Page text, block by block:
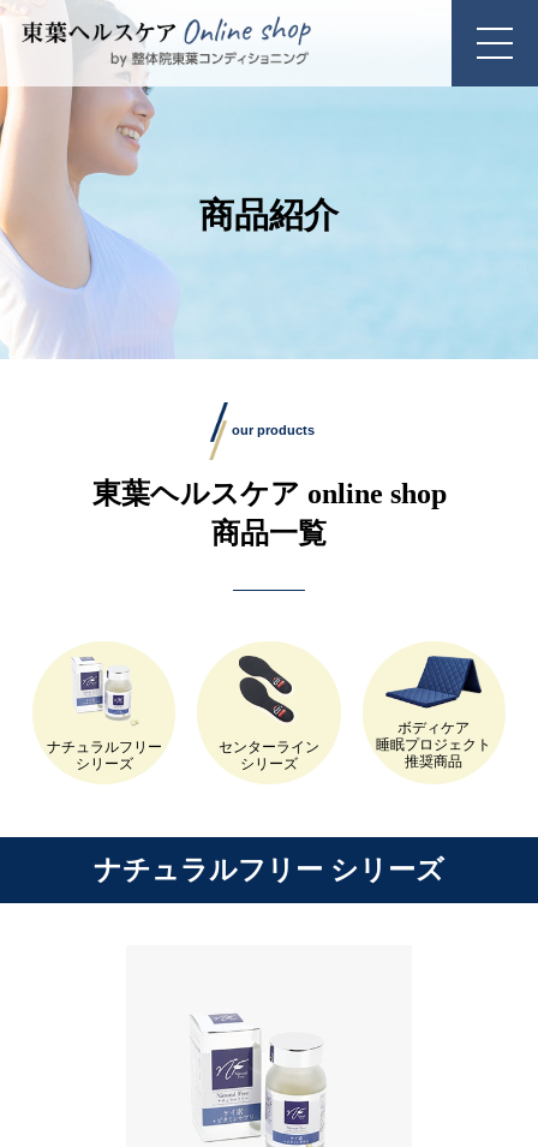
商品紹介
our products
東葉ヘルスケア online shop
商品一覧
ナチュラルフリー
シリーズ
センターライン
シリーズ
ボディケア
睡眠プロジェクト
推奨商品
ナチュラルフリー シリーズ